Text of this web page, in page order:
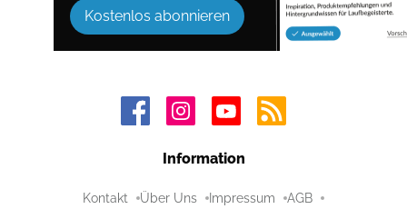
Kostenlos abonnieren
Information
Kontakt Über Uns Impressum AGB